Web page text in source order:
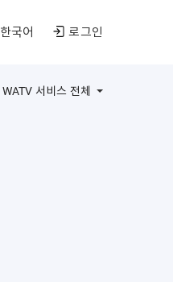
한국어 로그인
WATV 서비스 전체